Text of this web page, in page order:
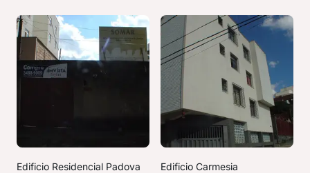
Edificio Residencial Padova Edificio Carmesia